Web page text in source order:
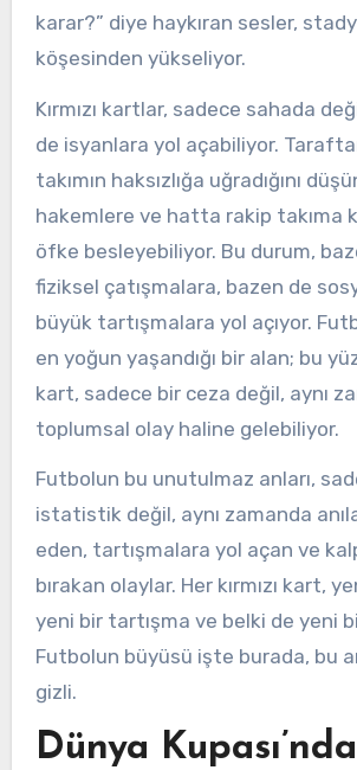
karar?” diye haykıran sesler,
köşesinden yükseliyor.
Kırmızı kartlar, sadece sahada
de isyanlara yol açabiliyor.
takımın haksızlığa uğradığını
hakemlere ve hatta rakip takıma
öfke besleyebiliyor. Bu durum,
fiziksel çatışmalara, bazen de
büyük tartışmalara yol açıyor.
en yoğun yaşandığı bir alan; bu
kart, sadece bir ceza değil, aynı
toplumsal olay haline gelebiliyor.
Futbolun bu unutulmaz anları,
istatistik değil, aynı zamanda
eden, tartışmalara yol açan ve
bırakan olaylar. Her kırmızı kart,
yeni bir tartışma ve belki de yeni
Futbolun büyüsü işte burada, bu
gizli.
Dünya Kupası’nda